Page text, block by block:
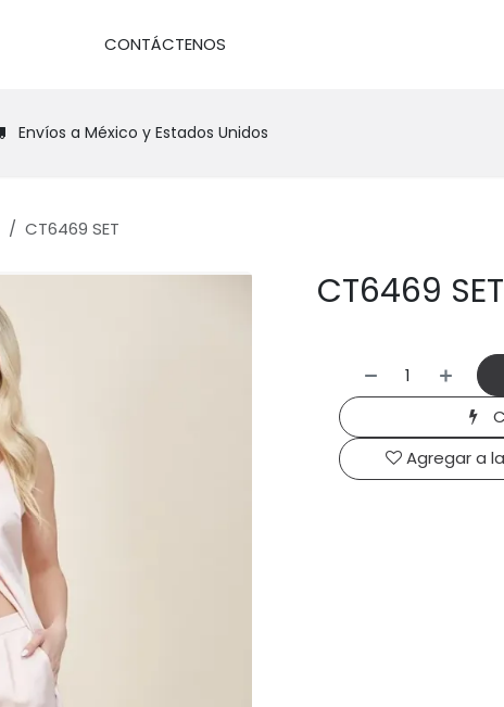
CONTÁCTENOS
Envíos a México y Estados Unidos
CT6469 SET
CT6469 SET
Agregar a